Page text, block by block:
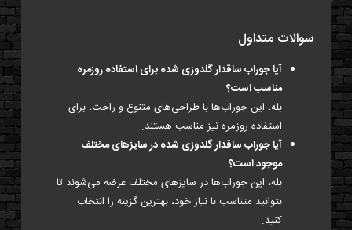
سوالات متداول
آیا جوراب ساقدار گلدوزی شده برای استفاده روزمره
مناسب است؟
بله، این جوراب‌ها با طراحی‌های متنوع و راحت، برای
استفاده روزمره نیز مناسب هستند.
آیا جوراب ساقدار گلدوزی شده در سایزهای مختلف
موجود است؟
بله، این جوراب‌ها در سایزهای مختلف عرضه می‌شوند تا
بتوانید متناسب با نیاز خود، بهترین گزینه را انتخاب
کنید.